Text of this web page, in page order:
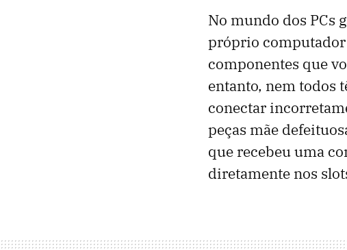
No mundo dos PCs
próprio computador
componentes que
entanto, nem todos
conectar
peças mãe
que recebeu uma
diretamente nos